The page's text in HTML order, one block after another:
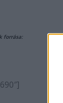
forrása: